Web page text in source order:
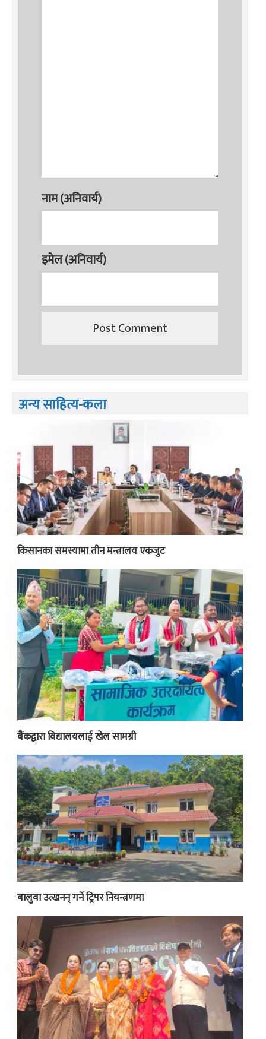
नाम (अनिवार्य)
इमेल (अनिवार्य)
अन्य साहित्य-कला
किसानका समस्यामा तीन मन्त्रालय एकजुट
बैंकद्वारा विद्यालयलाई खेल सामग्री
बालुवा उत्खनन् गर्ने ट्रिपर नियन्त्रणमा